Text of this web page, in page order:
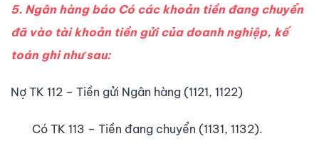
5. Ngân hàng báo Có các khoản tiền đang chuyển
đã vào tài khoản tiền gửi của doanh nghiệp, kế
toán ghi như sau:
Nợ TK 112 – Tiền gửi Ngân hàng (1121, 1122)
Có TK 113 – Tiền đang chuyển (1131, 1132).